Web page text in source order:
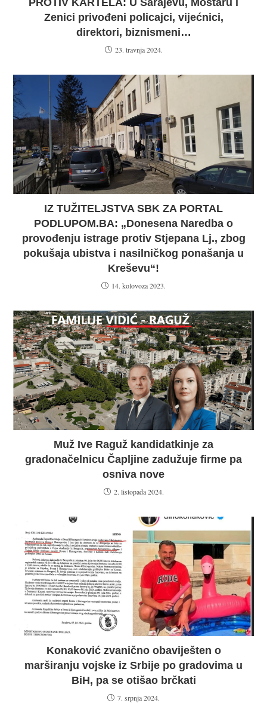
PROTIV KARTELA: U Sarajevu, Mostaru i
Zenici privođeni policajci, vijećnici,
direktori, biznismeni…
23. travnja 2024.
IZ TUŽITELJSTVA SBK ZA PORTAL
PODLUPOM.BA: „Donesena Naredba o
provođenju istrage protiv Stjepana Lj., zbog
pokušaja ubistva i nasilničkog ponašanja u
Kreševu“!
14. kolovoza 2023.
Muž Ive Raguž kandidatkinje za
gradonačelnicu Čapljine zadužuje firme pa
osniva nove
2. listopada 2024.
Konaković zvanično obaviješten o
marširanju vojske iz Srbije po gradovima u
BiH, pa se otišao brčkati
7. srpnja 2024.